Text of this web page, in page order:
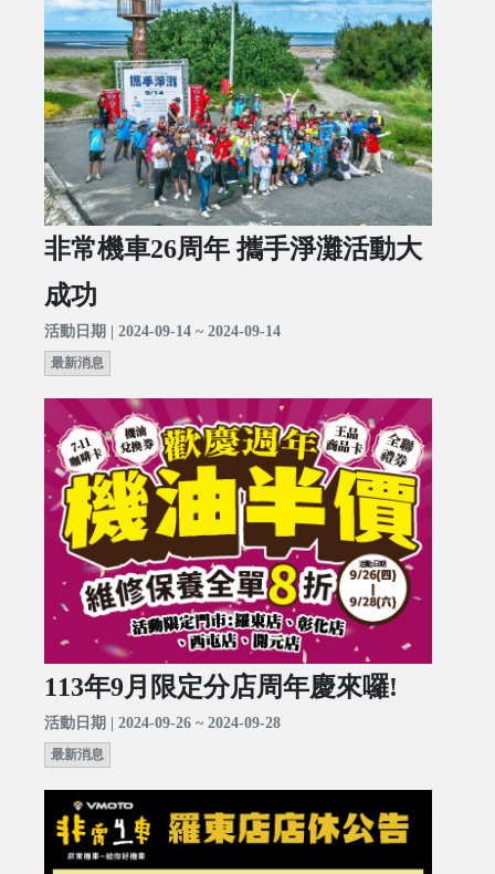
非常機車26周年 攜手淨灘活動大
成功
活動日期 | 2024-09-14 ~ 2024-09-14
最新消息
113年9月限定分店周年慶來囉!
活動日期 | 2024-09-26 ~ 2024-09-28
最新消息